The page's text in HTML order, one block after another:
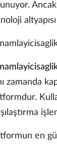
zamanda
en